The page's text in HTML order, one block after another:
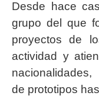
Desde hace
grupo del que
proyectos de
actividad y
de prototipos